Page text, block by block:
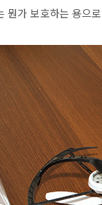
뭔가 보호하는 용으